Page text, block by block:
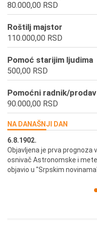
80.000,00 RSD
Roštilj majstor
110.000,00 RSD
Pomoć starijim ljudima
500,00 RSD
Pomoćni radnik/
90.000,00 RSD
NA DANAŠNJI DAN
6.8.1902.
Objavljena je prva prognoza
osnivač Astronomske i
objavio u "Srpskim